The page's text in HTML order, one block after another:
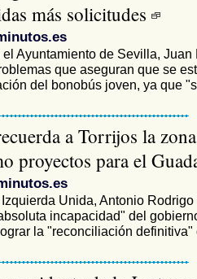
más solicitudes
Ayuntamiento de Sevilla, Juan
que aseguran que se
del bonobús joven, ya que
a Torrijos la
proyectos para el
Unida, Antonio Rodrigo
incapacidad" del
la "reconciliación definitiva"